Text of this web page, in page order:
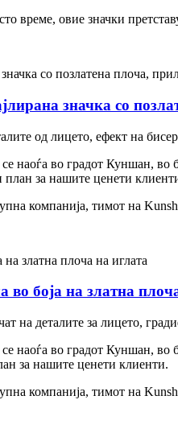
време, овие значки
значка со
од лицето, ефект на
наоѓа во градот Куншан,
план за нашите ценети
компанија, тимот на
во боја на златна
на деталите за лицето,
наоѓа во градот Куншан,
за нашите ценети клиенти.
компанија, тимот на